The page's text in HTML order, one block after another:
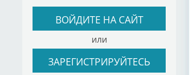
ВОЙДИТЕ НА САЙТ
или
ЗАРЕГИСТРИРУЙТЕСЬ